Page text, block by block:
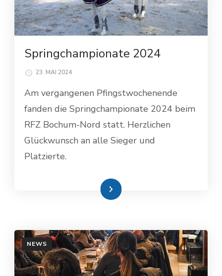
Springchampionate 2024
23. MAI 2024
Am vergangenen Pfingstwochenende
fanden die Springchampionate 2024 beim
RFZ Bochum-Nord statt. Herzlichen
Glückwunsch an alle Sieger und
Platzierte.
Weiterlesen
NEWS